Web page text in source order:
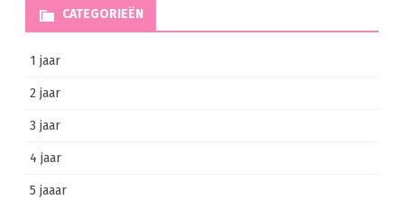
CATEGORIEËN
1 jaar
2 jaar
3 jaar
4 jaar
5 jaaar